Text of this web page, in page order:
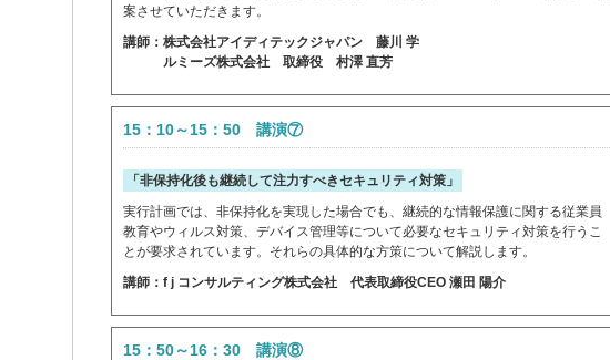
案させていただきます。
講師：株式会社アイディテックジャパン 藤川 学
ルミーズ株式会社 取締役 村澤 直芳
15：10～15：50 講演⑦
「非保持化後も継続して注力すべきセキュリティ対策」
実行計画では、非保持化を実現した場合でも、継続的な情報保護に関する従業員
教育やウィルス対策、デバイス管理等について必要なセキュリティ対策を行うこ
とが要求されています。それらの具体的な方策について解説します。
講師：f j コンサルティング株式会社 代表取締役CEO 瀬田 陽介
15：50～16：30 講演⑧